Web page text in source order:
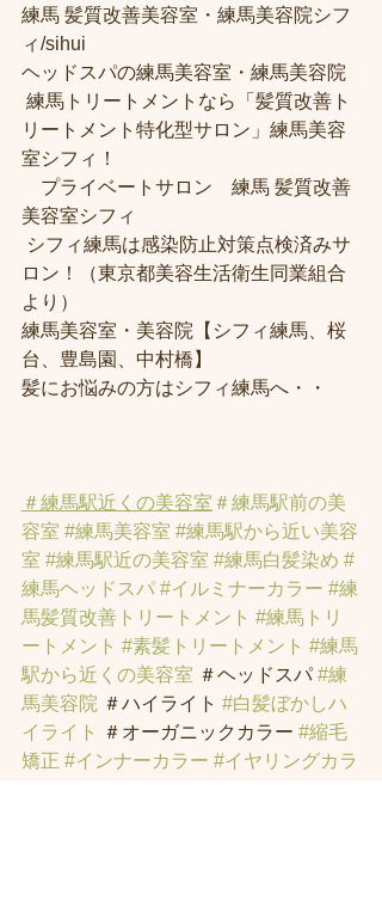
練馬 髪質改善美容室・練馬美容院シフ
ィ/sihui
ヘッドスパの練馬美容室・練馬美容院
リートメント特化型サロン」練馬美容
室シフィ！
プライベートサロン　練馬 髪質改善
美容室シフィ
ロン！（東京都美容生活衛生同業組合
より）
練馬美容室・美容院【シフィ練馬、桜
台、豊島園、中村橋】
髪にお悩みの方はシフィ練馬へ・・
＃練馬駅近くの美容室 ＃練馬駅前の美
容室 #練馬美容室 #練馬駅から近い美容
室 #練馬駅近の美容室 #練馬白髪染め #
練馬ヘッドスパ #イルミナーカラー #練
馬髪質改善トリートメント #練馬トリ
ートメント #素髪トリートメント #練馬
駅から近くの美容室 ＃ヘッドスパ #練
馬美容院 ＃ハイライト #白髪ぼかしハ
イライト
＃オーガニックカラー #縮毛
矯正 #インナーカラー #イヤリングカラ